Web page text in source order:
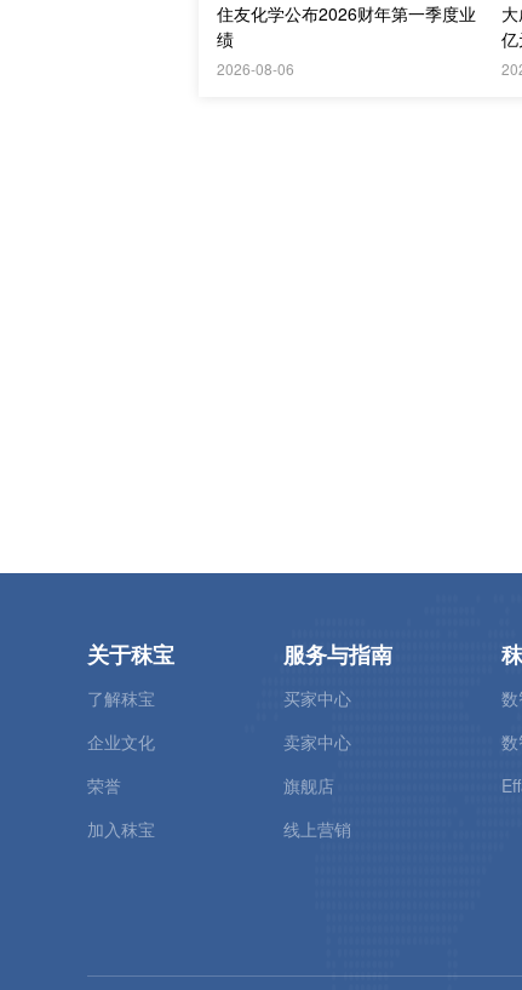
住友化学公布2026财年第一季度业
绩
2026-08-06
关于秣宝
了解秣宝
企业文化
荣誉
加入秣宝
服务与指南
买家中心
卖家中心
旗舰店
线上营销